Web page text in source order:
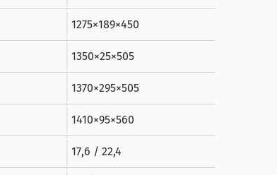
1275×189×450
1350×25×505
1370×295×505
1410×95×560
17,6 / 22,4